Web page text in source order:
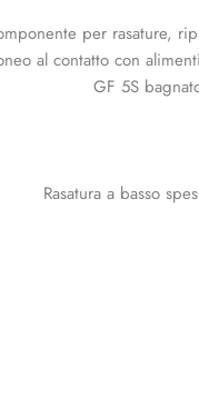
per rasature,
al contatto con
GF 5S
Rasatura a basso